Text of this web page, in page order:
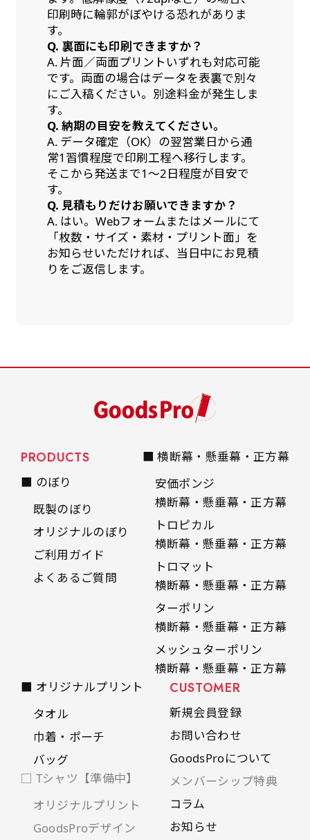
印刷時に輪郭がぼやける恐れがありま
す。
Q. 裏面にも印刷できますか？
A. 片面／両面プリントいずれも対応可能
です。両面の場合はデータを表裏で別々
にご入稿ください。別途料金が発生しま
す。
Q. 納期の目安を教えてください。
A. データ確定（OK）の翌営業日から通
常1習慣程度で印刷工程へ移行します。
そこから発送まで1～2日程度が目安で
す。
Q. 見積もりだけお願いできますか？
A. はい。Webフォームまたはメールにて
「枚数・サイズ・素材・プリント面」を
お知らせいただければ、当日中にお見積
りをご返信します。
PRODUCTS
■ のぼり
既製のぼり
オリジナルのぼり
ご利用ガイド
よくあるご質問
■ 横断幕・懸垂幕・正方幕
安価ポンジ
横断幕・懸垂幕・正方幕
トロピカル
横断幕・懸垂幕・正方幕
トロマット
横断幕・懸垂幕・正方幕
ターポリン
横断幕・懸垂幕・正方幕
メッシュターポリン
横断幕・懸垂幕・正方幕
■ オリジナルプリント
タオル
巾着・ポーチ
バッグ
□ Tシャツ【準備中】
オリジナルプリント
GoodsProデザイン
CUSTOMER
新規会員登録
お問い合わせ
GoodsProについて
メンバーシップ特典
コラム
お知らせ